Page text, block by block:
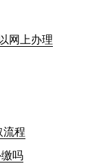
网上办理
程
吗